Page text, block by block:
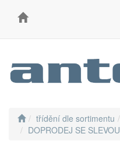
třídění dle sortimentu
DOPRODEJ SE SLEVOU